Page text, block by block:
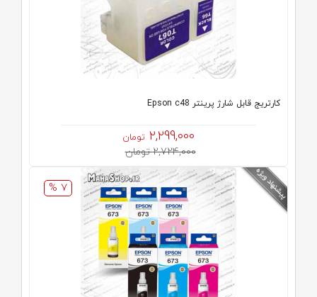
کارتریج قابل شارژ پرینتر Epson c48
2,299,000 تومان
2,724,000 تومان
7 %